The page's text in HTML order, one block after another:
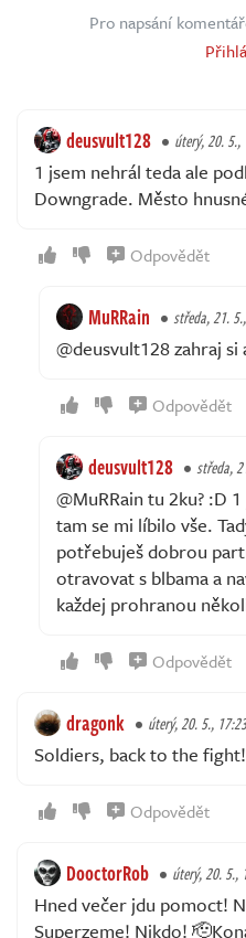
Pro napsání
deusvult128 úterý, 20. 5.,
1 jsem nehrál teda ale
Downgrade. Město
Odpovědět
MuRRain středa, 21.
@deusvult128 zahraj
Odpovědět
deusvult128 středa,
@MuRRain tu 2ku? :D
tam se mi líbilo vše.
potřebuješ dobrou
otravovat s blbama a
každej prohranou
Odpovědět
dragonk úterý, 20. 5., 17:23
Soldiers, back to the
Odpovědět
DooctorRob úterý, 20. 5.,
Hned večer jdu pomoct!
Superzeme! Nikdo!